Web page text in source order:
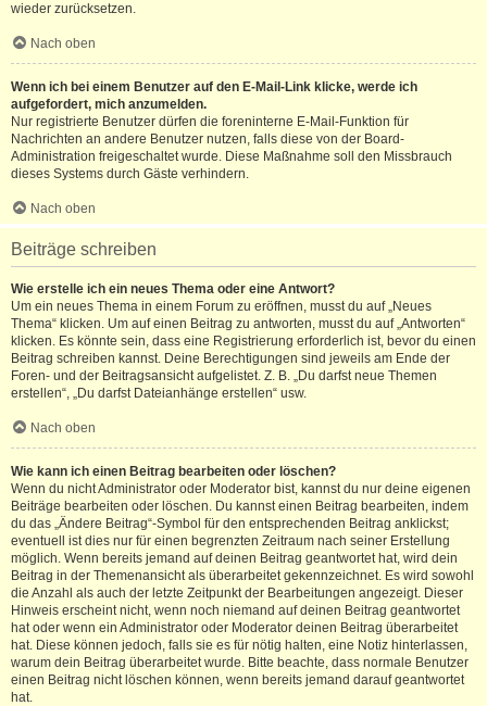
wieder zurücksetzen.
Nach oben
Wenn ich bei einem Benutzer auf den E-Mail-Link klicke, werde ich
aufgefordert, mich anzumelden.
Nur registrierte Benutzer dürfen die foreninterne E-Mail-Funktion für
Nachrichten an andere Benutzer nutzen, falls diese von der Board-
Administration freigeschaltet wurde. Diese Maßnahme soll den Missbrauch
dieses Systems durch Gäste verhindern.
Nach oben
Beiträge schreiben
Wie erstelle ich ein neues Thema oder eine Antwort?
Um ein neues Thema in einem Forum zu eröffnen, musst du auf „Neues
Thema“ klicken. Um auf einen Beitrag zu antworten, musst du auf „Antworten“
klicken. Es könnte sein, dass eine Registrierung erforderlich ist, bevor du einen
Beitrag schreiben kannst. Deine Berechtigungen sind jeweils am Ende der
Foren- und der Beitragsansicht aufgelistet. Z. B. „Du darfst neue Themen
erstellen“, „Du darfst Dateianhänge erstellen“ usw.
Nach oben
Wie kann ich einen Beitrag bearbeiten oder löschen?
Wenn du nicht Administrator oder Moderator bist, kannst du nur deine eigenen
Beiträge bearbeiten oder löschen. Du kannst einen Beitrag bearbeiten, indem
du das „Ändere Beitrag“-Symbol für den entsprechenden Beitrag anklickst;
eventuell ist dies nur für einen begrenzten Zeitraum nach seiner Erstellung
möglich. Wenn bereits jemand auf deinen Beitrag geantwortet hat, wird dein
Beitrag in der Themenansicht als überarbeitet gekennzeichnet. Es wird sowohl
die Anzahl als auch der letzte Zeitpunkt der Bearbeitungen angezeigt. Dieser
Hinweis erscheint nicht, wenn noch niemand auf deinen Beitrag geantwortet
hat oder wenn ein Administrator oder Moderator deinen Beitrag überarbeitet
hat. Diese können jedoch, falls sie es für nötig halten, eine Notiz hinterlassen,
warum dein Beitrag überarbeitet wurde. Bitte beachte, dass normale Benutzer
einen Beitrag nicht löschen können, wenn bereits jemand darauf geantwortet
hat.